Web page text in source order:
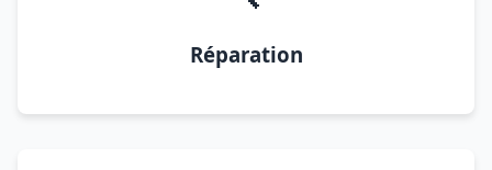
Réparation